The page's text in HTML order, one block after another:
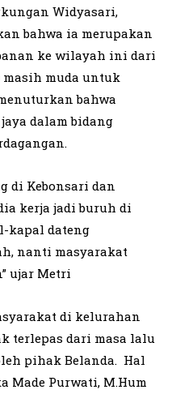
Widyasari,
bahwa ia merupakan
ke wilayah ini dari
muda untuk
bahwa
dalam bidang
di Kebonsari dan
kerja jadi buruh di
kapal dateng
nanti masyarakat
ujar Metri
di kelurahan
terlepas dari masa lalu
pihak Belanda. Hal
Made Purwati, M.Hum